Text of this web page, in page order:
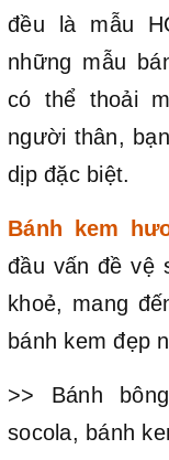
đều là mẫu
những mẫu
có thể thoải
người thân,
dịp đặc biệt.
Bánh kem
đầu vấn đề vệ
khoẻ, mang
bánh kem đẹp
>> Bánh
socola, bánh